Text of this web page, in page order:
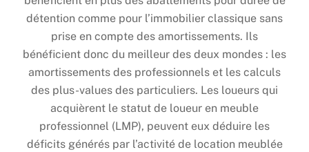
détention comme pour l’immobilier classique sans
prise en compte des amortissements. Ils
bénéficient donc du meilleur des deux mondes : les
amortissements des professionnels et les calculs
des plus-values des particuliers. Les loueurs qui
acquièrent le statut de loueur en meuble
professionnel (LMP), peuvent eux déduire les
déficits générés par l’activité de location meublée